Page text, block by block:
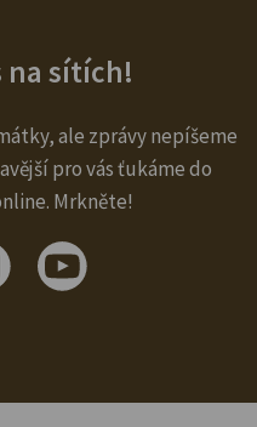
na sítích!
ale zprávy nepíšeme
pro vás ťukáme do
Mrkněte!